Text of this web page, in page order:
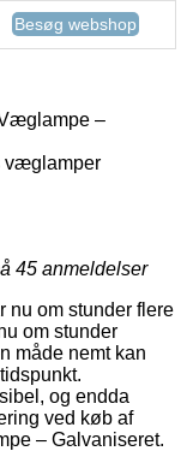
Besøg webshop
–
væglamper
45 anmeldelser
nu om stunder flere
om stunder
måde nemt kan
og endda
ved køb af
– Galvaniseret.